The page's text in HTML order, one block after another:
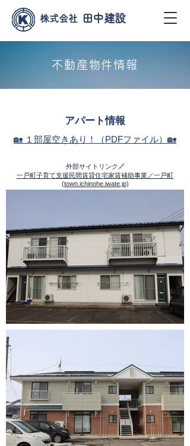
株式会社 田中建設
不動産物件情報
アパート情報
🏡 １部屋空きあり！（PDFファイル）🏡
外部サイトリンク🔗
一戸町子育て支援民間賃貸住宅家賃補助事業／一戸町
(town.ichinohe.iwate.jp)